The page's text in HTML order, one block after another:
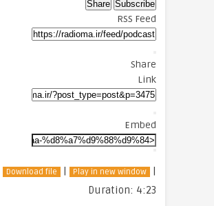
Seconds
30
seconds
Subscribe
Share
RSS Feed
Share
Link
Embed
Download file | Play in new window
|
Duration: 4:23